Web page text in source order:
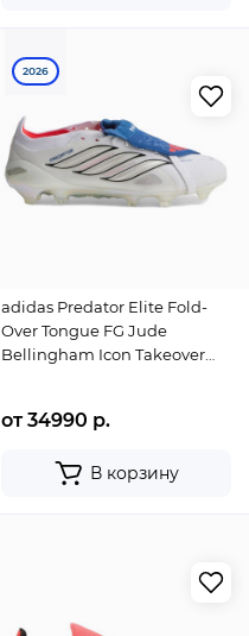
2026
adidas Predator Elite Fold-
Over Tongue FG Jude
Bellingham Icon Takeover
от 34990 р.
В корзину